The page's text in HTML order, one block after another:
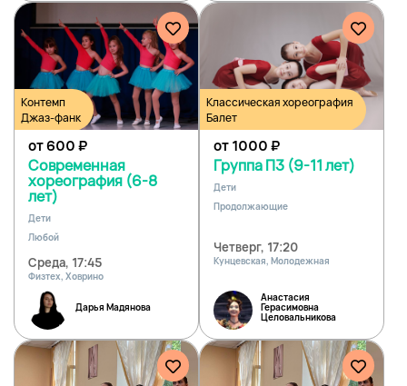
Контемп
Джаз-фанк
от 600₽
Современная
хореография (6-8
лет)
Дети
Любой
Среда, 17:45
Физтех, Ховрино
Дарья Мадянова
Классическая хореография
Балет
от 1000₽
Группа П3 (9-11 лет)
Дети
Продолжающие
Четверг, 17:20
Кунцевская, Молодежная
Анастасия
Герасимовна
Целовальникова